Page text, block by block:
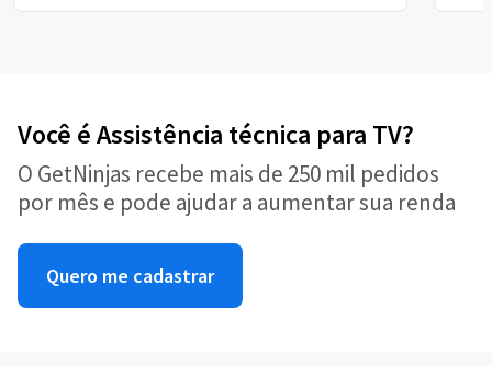
Você é Assistência técnica para TV?
O GetNinjas recebe mais de 250 mil pedidos
por mês e pode ajudar a aumentar sua renda
Quero me cadastrar